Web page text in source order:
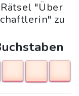
"Über
zu